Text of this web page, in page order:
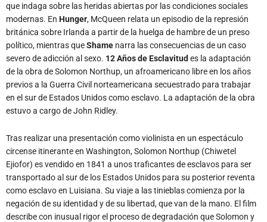
que indaga sobre las heridas abiertas por las condiciones sociales
modernas. En Hunger, McQueen relata un episodio de la represión
británica sobre Irlanda a partir de la huelga de hambre de un preso
político, mientras queShame narra las consecuencias de un caso
severo de adicción al sexo. 12 Años de Esclavitud es la adaptación
de la obra de Solomon Northup, un afroamericano libre en los años
previos a la Guerra Civil norteamericana secuestrado para trabajar
en el sur de Estados Unidos como esclavo. La adaptación de la obra
estuvo a cargo de John Ridley.
Tras realizar una presentación como violinista en un espectáculo
circense itinerante en Washington, Solomon Northup (Chiwetel
Ejiofor) es vendido en 1841 a unos traficantes de esclavos para ser
transportado al sur de los Estados Unidos para su posterior reventa
como esclavo en Luisiana. Su viaje a las tinieblas comienza por la
negación de su identidad y de su libertad, que van de la mano. El film
describe con inusual rigor el proceso de degradación que Solomon y